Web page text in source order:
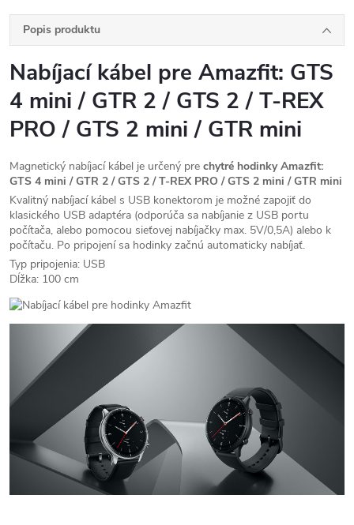
Popis produktu
Nabíjací kábel pre Amazfit: GTS
4 mini / GTR 2 / GTS 2 / T-REX
PRO / GTS 2 mini / GTR mini
Magnetický nabíjací kábel je určený pre chytré hodinky Amazfit:
GTS 4 mini / GTR 2 / GTS 2 / T-REX PRO / GTS 2 mini / GTR mini
Kvalitný nabíjací kábel s USB konektorom je možné zapojiť do
klasického USB adaptéra (odporúča sa nabíjanie z USB portu
počítača, alebo pomocou sieťovej nabíjačky max. 5V/0,5A) alebo k
počítaču. Po pripojení sa hodinky začnú automaticky nabíjať.
Typ pripojenia: USB
Dĺžka: 100 cm